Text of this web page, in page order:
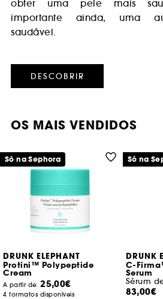
obter uma pele mais
importante ainda, uma
saudável.
DESCOBRIR
OS MAIS VENDIDOS
DRUNK ELEPHANT
Protini™ Polypeptide
Cream
A partir de:25,00€
4 formatos disponíveis
Só na Sephora
DRUNK
C-
Serum
Sérum
83,00€
Só na